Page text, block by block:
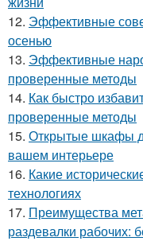
12. Эффективные
осенью
13. Эффективные
проверенные методы
14. Как быстро
проверенные методы
15. Открытые шкафы
вашем интерьере
16. Какие
технологиях
17. Преимущества
раздевалки рабочих: